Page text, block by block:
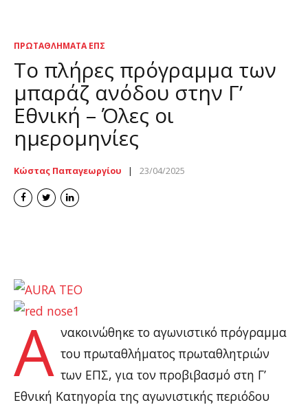
ΠΡΩΤΑΘΛΉΜΑΤΑ ΕΠΣ
Το πλήρες πρόγραμμα των
μπαράζ ανόδου στην Γ’
Εθνική – Όλες οι
ημερομηνίες
Κώστας Παπαγεωργίου 23/04/2025
Α νακοινώθηκε το αγωνιστικό πρόγραμμα
του πρωταθλήματος πρωταθλητριών
των ΕΠΣ, για τον προβιβασμό στη Γ’
Εθνική Κατηγορία της αγωνιστικής περιόδου